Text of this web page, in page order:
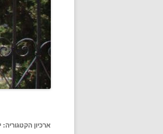
ארכיון הקטגוריה: